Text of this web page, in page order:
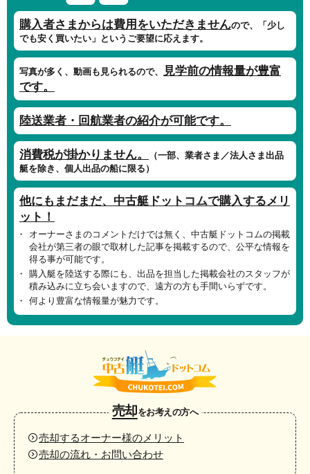
購入者さまからは費用をいただきませんので、「少し
でも安く買いたい」というご要望に応えます。
写真が多く、動画も見られるので、
見学前の情報量が豊富
です。
陸送業者・回航業者の紹介が可能です。
消費税が掛かりません。
（一部、業者さま／法人さま出品
艇を除き、個人出品の船に限る）
他にもまだまだ、中古艇ドットコムで購入するメリ
ット！
オーナーさまのコメントだけでは無く、中古艇ドットコムの掲載
会社が第三者の眼で取材した記事を掲載するので、公平な情報を
得る事が可能です。
購入艇を陸送する際にも、出品を担当した掲載会社のスタッフが
積み込みに立ち会いますので、遠方の方も手間いらずです。
何より豊富な情報量が魅力です。
売却をお考えの方へ
売却するオーナー様のメリット
売却の流れ・お問い合わせ